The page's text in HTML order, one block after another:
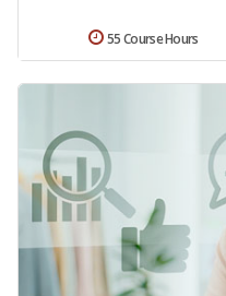
55 Course Hours